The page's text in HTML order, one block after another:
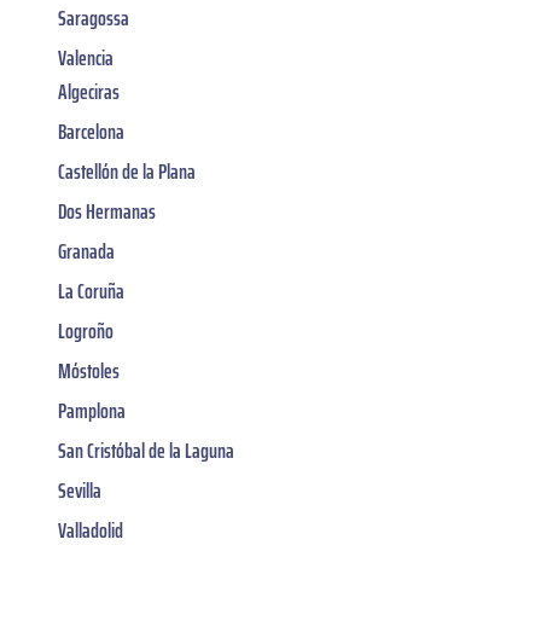
Saragossa
Valencia
Algeciras
Barcelona
Castellón de la Plana
Dos Hermanas
Granada
La Coruña
Logroño
Móstoles
Pamplona
San Cristóbal de la Laguna
Sevilla
Valladolid